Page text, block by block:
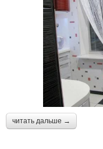
читать дальше →